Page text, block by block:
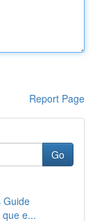
Report Page
Go
Guide
e...